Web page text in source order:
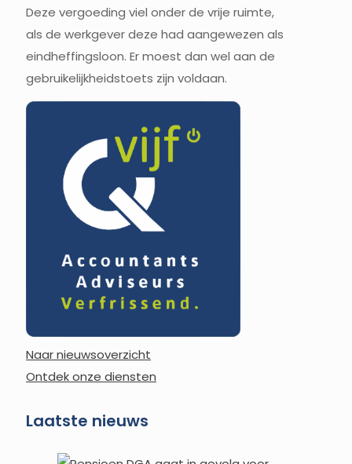
Deze vergoeding viel onder de vrije ruimte,
als de werkgever deze had aangewezen als
eindheffingsloon. Er moest dan wel aan de
gebruikelijkheidstoets zijn voldaan.
Naar nieuwsoverzicht
Ontdek onze diensten
Laatste nieuws